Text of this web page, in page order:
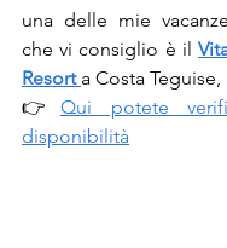
una delle mie
che vi consiglio è il
Resort a Costa Teguise,
👉 Qui potete
disponibilità